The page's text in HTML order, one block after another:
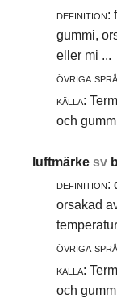
definition:
gummi,
eller mi ...
övriga
källa:
och
luftmärkesv
definition:
orsakad
övriga
källa:
och